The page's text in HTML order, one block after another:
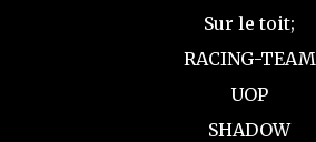
Sur le toit;
RACING-TEAM
UOP
SHADOW